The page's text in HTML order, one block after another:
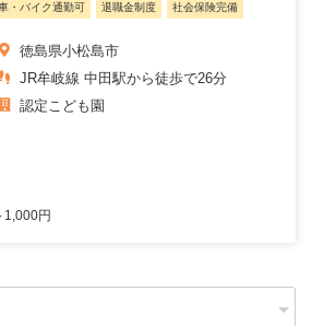
・バイク通勤可 退職金制度 社会保険完備
徳島県小松島市
JR牟岐線 中田駅から徒歩で26分
認定こども園
1,000円